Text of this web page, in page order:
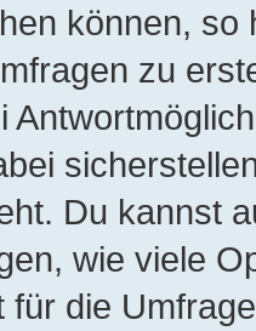
können,
zu
Du kannst
wie viele
für die